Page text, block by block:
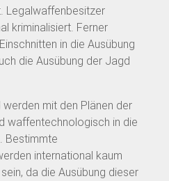
Legalwaffenbesitzer
kriminalisiert. Ferner
in die Ausübung
die Ausübung der Jagd
mit den Plänen der
waffentechnologisch in die
Bestimmte
international kaum
da die Ausübung dieser